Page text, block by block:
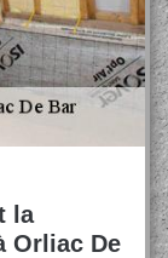
la
Orliac De